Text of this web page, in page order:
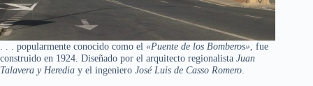
. . . popularmente conocido como el «Puente de los Bomberos», fue
construido en 1924. Diseñado por el arquitecto regionalista Juan
Talavera y Heredia y el ingeniero José Luis de Casso Romero.